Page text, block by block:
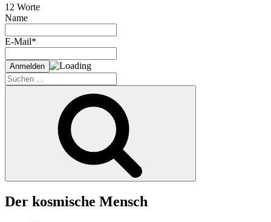
12 Worte
Name
E-Mail*
Suche
nach:
Der kosmische Mensch